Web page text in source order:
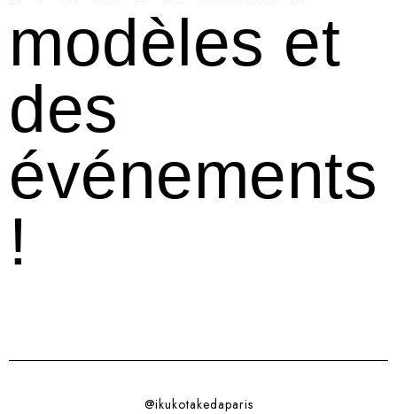
modèles et
des
événements
!
@ikukotakedaparis